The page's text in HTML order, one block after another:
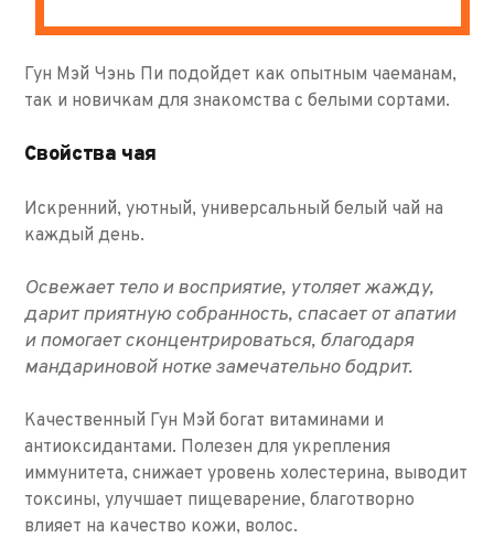
Гун Мэй Чэнь Пи подойдет как опытным чаеманам,
так и новичкам для знакомства с белыми сортами.
Свойства чая
Искренний, уютный, универсальный белый чай на
каждый день.
Освежает тело и восприятие, утоляет жажду,
дарит приятную собранность, спасает от апатии
и помогает сконцентрироваться, благодаря
мандариновой нотке замечательно бодрит.
Качественный Гун Мэй богат витаминами и
антиоксидантами. Полезен для укрепления
иммунитета, снижает уровень холестерина, выводит
токсины, улучшает пищеварение, благотворно
влияет на качество кожи, волос.